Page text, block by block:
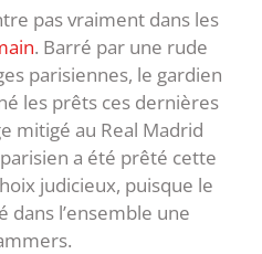
pas vraiment dans les
. Barré par une rude
parisiennes, le gardien
les prêts ces dernières
mitigé au Real Madrid
a été prêté cette
judicieux, puisque le
dans l’ensemble une